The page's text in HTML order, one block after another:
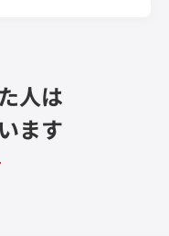
人は
ます